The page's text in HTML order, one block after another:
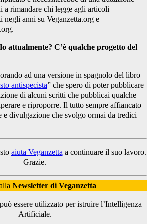
a rimandare chi legge agli articoli
negli anni su Veganzetta.org e
attualmente? C’è qualche progetto del
ad una versione in spagnolo del libro
antispecista” che spero di poter pubblicare
di alcuni scritti che pubblicai qualche
e riproporre. Il tutto sempre affiancato
divulgazione che svolgo ormai da tredici
aiuta Veganzetta a continuare il suo lavoro.
Grazie.
Newsletter di Veganzetta
essere utilizzato per istruire l’Intelligenza
Artificiale.